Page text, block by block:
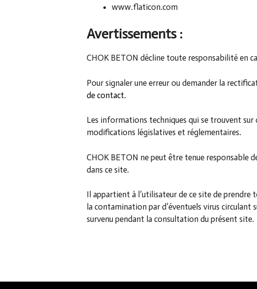
www.flaticon.com
Avertissements :
CHOK BETON décline toute responsabilité en
Pour signaler une erreur ou demander la
de contact.
Les informations techniques qui se trouvent sur
modifications législatives et réglementaires.
CHOK BETON ne peut être tenue responsable
dans ce site.
Il appartient à l’utilisateur de ce site de
la contamination par d’éventuels virus
survenu pendant la consultation du présent site.